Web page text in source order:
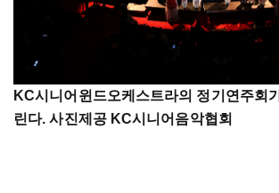
KC시니어윈드오케스트라의 정기연주회
린다. 사진제공 KC시니어음악협회